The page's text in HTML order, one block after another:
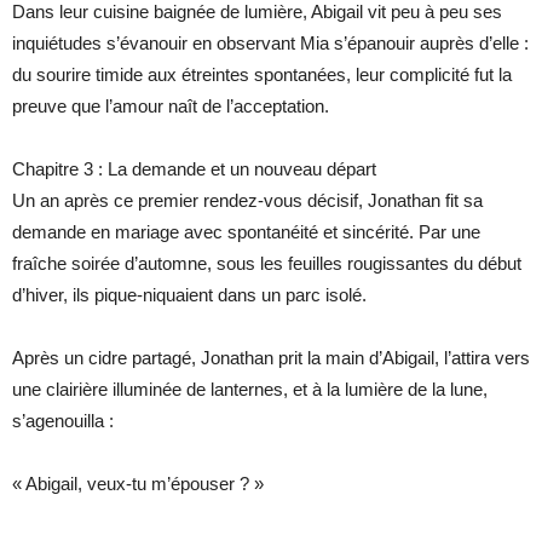
Dans leur cuisine baignée de lumière, Abigail vit peu à peu ses
inquiétudes s’évanouir en observant Mia s’épanouir auprès d’elle :
du sourire timide aux étreintes spontanées, leur complicité fut la
preuve que l’amour naît de l’acceptation.
Chapitre 3 : La demande et un nouveau départ
Un an après ce premier rendez-vous décisif, Jonathan fit sa
demande en mariage avec spontanéité et sincérité. Par une
fraîche soirée d’automne, sous les feuilles rougissantes du début
d’hiver, ils pique-niquaient dans un parc isolé.
Après un cidre partagé, Jonathan prit la main d’Abigail, l’attira vers
une clairière illuminée de lanternes, et à la lumière de la lune,
s’agenouilla :
« Abigail, veux-tu m’épouser ? »